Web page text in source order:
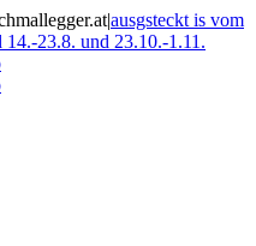
|ausgsteckt is vom
23.8. und 23.10.-1.11.